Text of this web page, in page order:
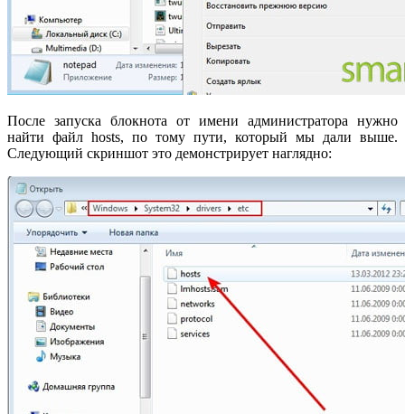
После запуска блокнота от имени администратора нужно
найти файл hosts, по тому пути, который мы дали выше.
Следующий скриншот это демонстрирует наглядно: